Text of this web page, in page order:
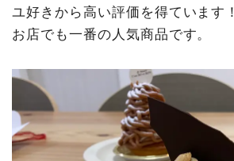
ユ好きから高い評価を得ています！
お店でも一番の人気商品です。